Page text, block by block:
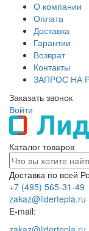
О компании
Оплата
Доставка
Гарантии
Возврат
Контакты
ЗАПРОС НА
Заказать звонок
Войти
Каталог товаров
Доставка по всей
+7 (495) 565-31-49
zakaz@lidertepla.ru
E-mail: